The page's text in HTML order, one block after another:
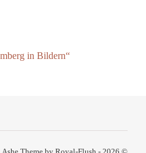
in Bildern“